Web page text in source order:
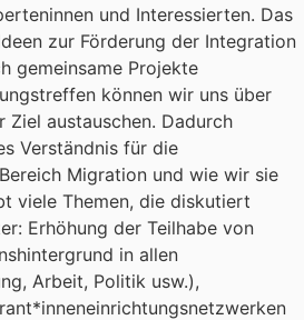
und Interessierten. Das
zur Förderung der Integration
gemeinsame Projekte
können wir uns über
Ziel austauschen. Dadurch
Verständnis für die
Migration und wie wir sie
viele Themen, die diskutiert
Erhöhung der Teilhabe von
in allen
Arbeit, Politik usw.),